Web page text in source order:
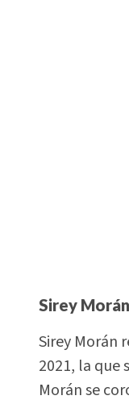
Sirey Morán
Sirey Morán
2021, la que
Morán se